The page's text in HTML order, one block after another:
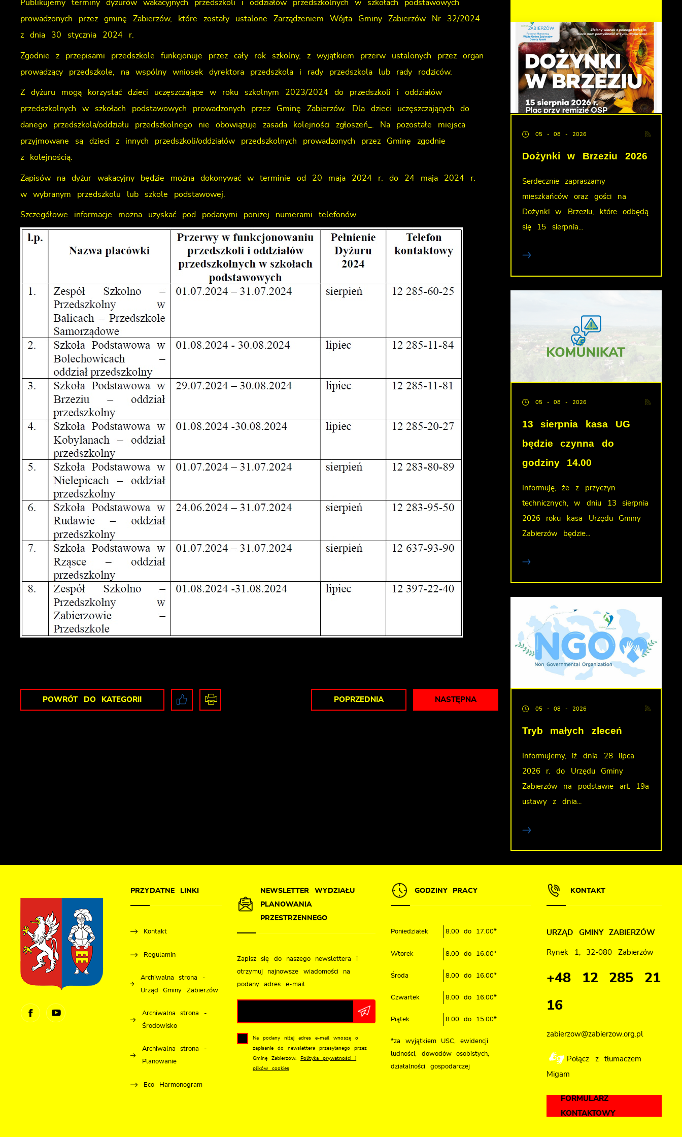
Publikujemy terminy dyżurów wakacyjnych przedszkoli i oddziałów przedszkolnych w szkołach podstawowych
prowadzonych przez gminę Zabierzów, które zostały ustalone Zarządzeniem Wójta Gminy Zabierzów Nr 32/2024
z dnia 30 stycznia 2024 r.
Zgodnie z przepisami przedszkole funkcjonuje przez cały rok szkolny, z wyjątkiem przerw ustalonych przez organ
prowadzący przedszkole, na wspólny wniosek dyrektora przedszkola i rady przedszkola lub rady rodziców.
Z dyżuru mogą korzystać dzieci uczęszczające w roku szkolnym 2023/2024 do przedszkoli i oddziałów
przedszkolnych w szkołach podstawowych prowadzonych przez Gminę Zabierzów. Dla dzieci uczęszczających do
danego przedszkola/oddziału przedszkolnego nie obowiązuje zasada kolejności zgłoszeń_. Na pozostałe miejsca
przyjmowane są dzieci z innych przedszkoli/oddziałów przedszkolnych prowadzonych przez Gminę zgodnie
z kolejnością.
Zapisów na dyżur wakacyjny będzie można dokonywać w terminie od 20 maja 2024 r. do 24 maja 2024 r.
w wybranym przedszkolu lub szkole podstawowej.
Szczegółowe informacje można uzyskać pod podanymi poniżej numerami telefonów.
POWRÓT DO KATEGORII POPRZEDNIA NASTĘPNA
05 - 08 - 2026
Dożynki w Brzeziu 2026
Serdecznie zapraszamy
mieszkańców oraz gości na
Dożynki w Brzeziu, które odbędą
się 15 sierpnia...
05 - 08 - 2026
13 sierpnia kasa UG
będzie czynna do
godziny 14.00
Informuję, że z przyczyn
technicznych, w dniu 13 sierpnia
2026 roku kasa Urzędu Gminy
Zabierzów będzie...
05 - 08 - 2026
Tryb małych zleceń
Informujemy, iż dnia 28 lipca
2026 r. do Urzędu Gminy
Zabierzów na podstawie art. 19a
ustawy z dnia...
PRZYDATNE LINKI
Kontakt
Regulamin
Archiwalna strona -
Urząd Gminy Zabierzów
Archiwalna strona -
Środowisko
Archiwalna strona -
Planowanie
Eco Harmonogram
NEWSLETTER WYDZIAŁU
PLANOWANIA
PRZESTRZENNEGO
Zapisz się do naszego newslettera i
otrzymuj najnowsze wiadomości na
podany adres e-mail
Na podany niżej adres e-mail wnoszę o
zapisanie do newslettera przesyłanego przez
Gminę Zabierzów. Polityka prywatności i
plików cookies
GODZINY PRACY
Poniedziałek 8.00 do 17.00*
Wtorek 8.00 do 16.00*
Środa 8.00 do 16.00*
Czwartek 8.00 do 16.00*
Piątek 8.00 do 15.00*
*za wyjątkiem USC, ewidencji
ludności, dowodów osobistych,
działalności gospodarczej
KONTAKT
URZĄD GMINY ZABIERZÓW
Rynek 1, 32-080 Zabierzów
+48 12 285 21
16
zabierzow@zabierzow.org.pl
Połącz z tłumaczem
Migam
FORMULARZ
KONTAKTOWY